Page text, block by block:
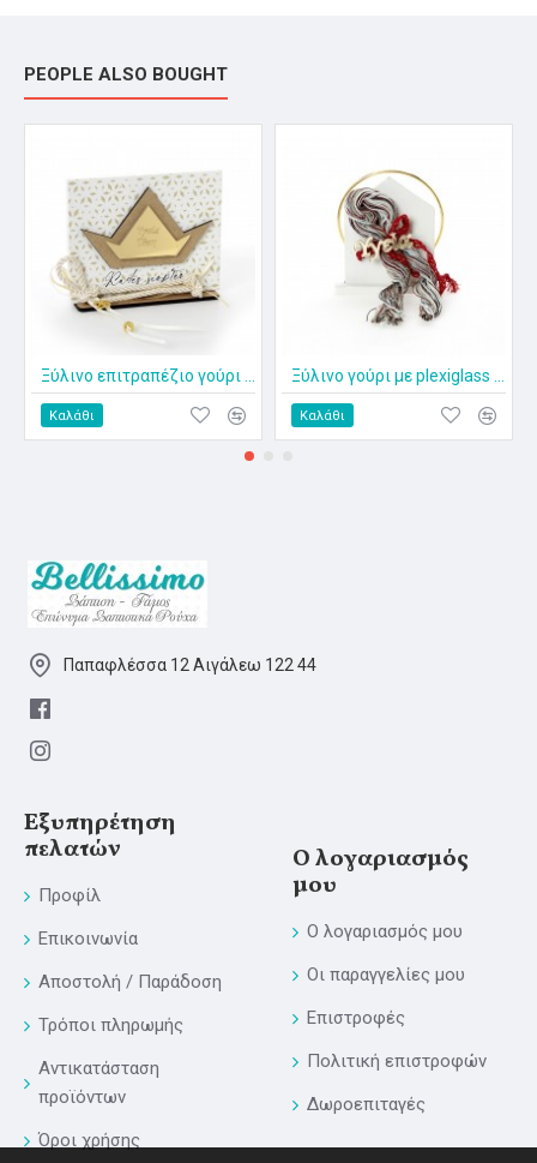
PEOPLE ALSO BOUGHT
Καλάθι Καλάθι
Παπαφλέσσα 12 Αιγάλεω 122 44
Εξυπηρέτηση
πελατών
Προφίλ
Επικοινωνία
Αποστολή / Παράδοση
Τρόποι πληρωμής
Αντικατάσταση
προϊόντων
Όροι χρήσης
Ο λογαριασμός
μου
Ο λογαριασμός μου
Οι παραγγελίες μου
Επιστροφές
Πολιτική επιστροφών
Δωροεπιταγές